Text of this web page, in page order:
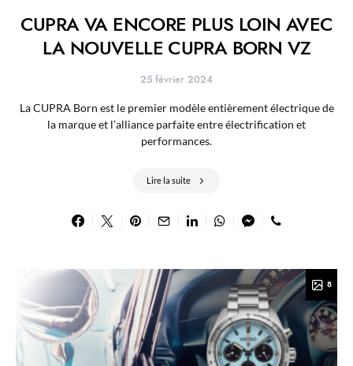
CUPRA VA ENCORE PLUS LOIN AVEC
LA NOUVELLE CUPRA BORN VZ
25 février 2024
La CUPRA Born est le premier modèle entièrement électrique de
la marque et l’alliance parfaite entre électrification et
performances.
Lire la suite
8